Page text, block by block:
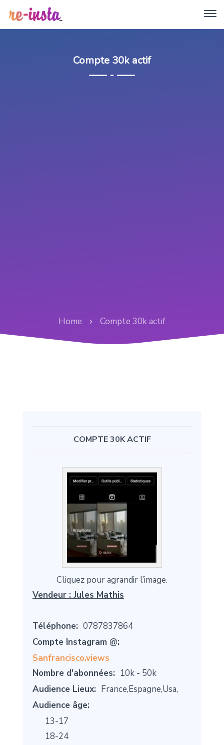
Compte 30k actif
Home Compte 30k actif
COMPTE 30K ACTIF
Cliquez pour agrandir l’image.
Vendeur : Jules Mathis
Téléphone: 0787837864
Compte Instagram @:
Sanfrancisco.views
Nombre d'abonnées: 10k - 50k
Audience Lieux: France,Espagne,Usa,
Audience âge:
13-17
18-24